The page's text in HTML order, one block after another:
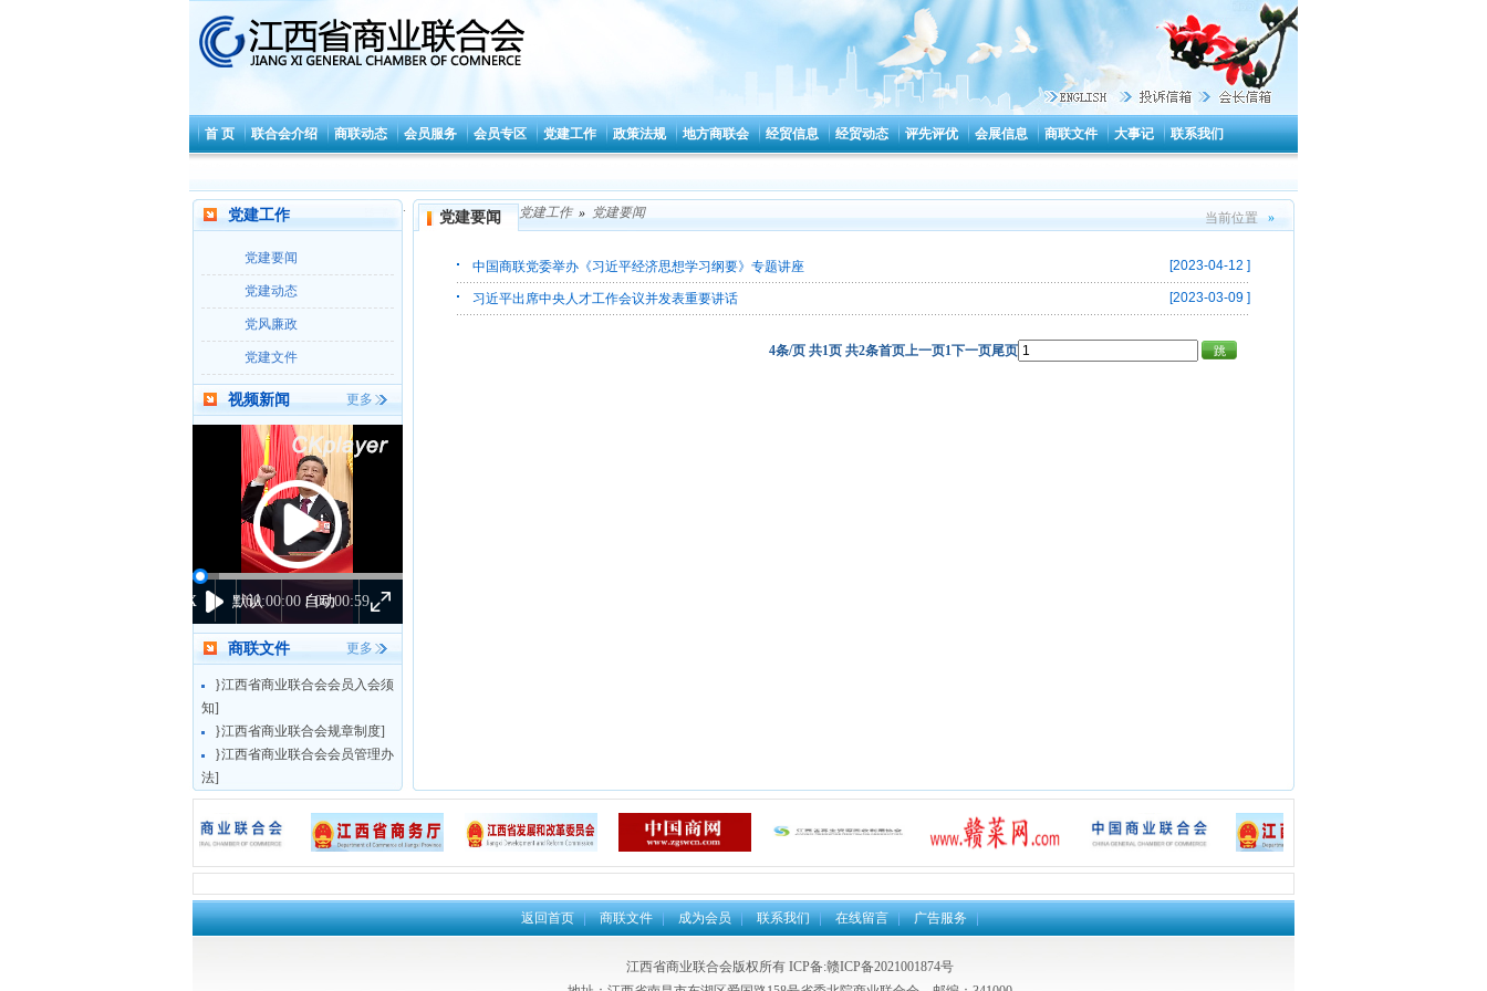
首 页 联合会介绍 商联动态 会员服务 会员专区 党建工作 政策法规 地方商联会 经贸信息 经贸动态 评先评优 会展信息 商联文件 大事记 联系我们
党建工作
党建要闻
党建动态
党风廉政
党建文件
更多
视频新闻
自动
1X 默认00:00:00 / 00:00:59
更多
商联文件
}江西省商业联合会会员入会须
知]
}江西省商业联合会规章制度]
}江西省商业联合会会员管理办
法]
.
当前位置 »
党建工作» 党建要闻
党建要闻
[2023-04-12 ]
中国商联党委举办《习近平经济思想学习纲要》专题讲座
[2023-03-09 ]
习近平出席中央人才工作会议并发表重要讲话
4条/页 共1页 共2条首页上一页1下一页尾页
跳
返回首页 商联文件 成为会员 联系我们 在线留言 广告服务
江西省商业联合会版权所有 ICP备:赣ICP备2021001874号